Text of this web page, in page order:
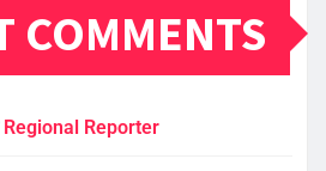
COMMENTS
Regional Reporter